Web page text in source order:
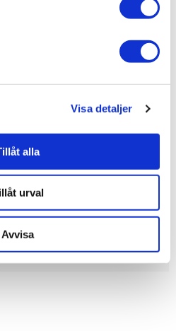
Visa detaljer
alla
urval
Avvisa
produkter
Corny de Luxe
8.728 kr JUST NU!